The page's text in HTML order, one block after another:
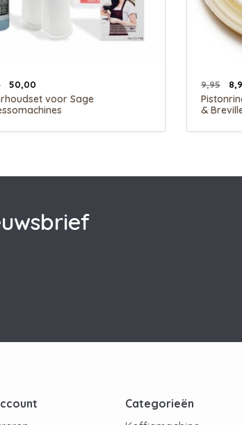
50,00
voor Sage
9,95
&
Categorieën